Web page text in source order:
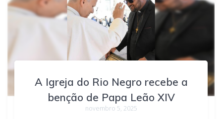
A Igreja do Rio Negro recebe a
benção de Papa Leão XIV
novembro 5, 2025